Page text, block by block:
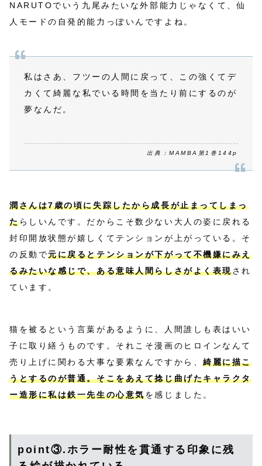
NARUTOでいう九尾みたいな外部能力じゃなくて、仙
人モードの自発的能力っぽいんですよね。
私はさあ、フツーの人間に戻って、この強くてデ
カくて綺麗な私でいる時間を当たり前にするのが
夢なんだ。
出典：MAMBA第1巻144p
潤さんは7歳の頃に失踪したから成長が止まってしまっ
たらしいんです。だからこそ数少ない大人の姿に戻れる
封印開放状態が嬉しくてテンションが上がっている。そ
の反動で元に戻るとテンションが下がって不機嫌にみえ
るみたいな感じで、ある意味人間らしさがよく表現され
ています。
猫を被るという言葉があるように、人間誰しも表はいい
子に取り繕うものです。それこそ漫画のヒロインなんて
売り上げに関わる大事な要素なんですから、綺麗に描こ
うとするのが普通。そこをあえて捻じ曲げたキャラクタ
ー造形に私は鉄一先生の心意気を感じました。
point③.ホラー耐性を貫通する印象に残